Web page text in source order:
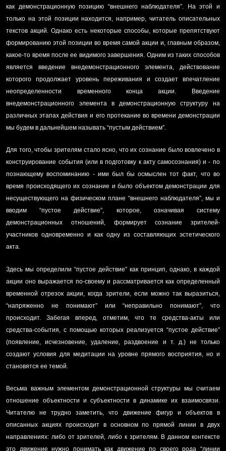
как демонстрационную позицию “внешнего наблюдателя”. На этой и
только на этой позиции находится, например, читатель описательных
текстов акций. Однако есть некоторые способы, которые препятствуют
формированию этой позиции во время самой акции и, главным образом,
какое-то время после ее видимого завершения. Одним из таких способов
является введение внедемонстрационного элемента, действование
которого продолжает уровень переживания и создает впечатление
неопределенности временного конца акции. Введение
внедемонстрационного элемента в демонстрационную структуру на
различных этапах действия и его протекание во времени демонстрации
мы будем в дальнейшем называть “пустым действием”.
Для того, чтобы зрителям стало ясно, что их сознание было вовлечено в
конструирование события (или в подготовку к акту самосознания) и - по
познающему воспоминанию - ими был бы осмыслен тот факт, что во
время происходящего их сознание и было объектом демонстрации для
несуществующего на физическом плане “внешнего наблюдателя”, мы и
вводим “пустое действие”, которое, означивая систему
демонстрационных отношений, формирует сознание зрителей-
участников одновременно и как одну из составляющих эстетического
акта.
Здесь мы определили “пустое действие” как принцип, однако, в каждой
акции оно выражается по-своему и рассматривается как определенный
временной отрезок акции, когда зрители, если можно так выразиться,
“напряженно не понимают” или “неправильно понимают”, что
происходит. Забегая вперед, отметим, что те средства-акты или
средства-события, с помощью которых реализуется “пустое действие”
(появление, исчезновение, удаление, раздвоение и т. д.) не только
создают условия для медитации на уровне прямого восприятия, но и
становятся ее темой.
Весьма важным элементом демонстрационной структуры мы считаем
отношение объектности и субъектности в динамике их взаимосвязи.
Читателю не трудно заметить, что движение фигур и объектов в
описанных акциях происходит в основном по прямой линии в двух
направлениях: либо от зрителей, либо к зрителям. В данном контексте
это движение нужно понимать как движение по своего рода “линии